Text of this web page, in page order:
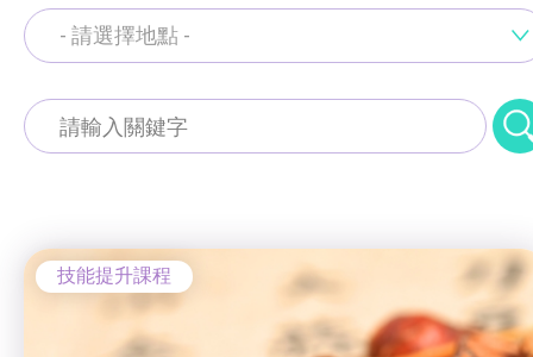
少數族裔人士課程
青年培訓課程
ERB服務點
ERB資訊
就業掛鈎課程
通用技能課程
新來港人士課程
青年培訓課程
工商業社會服務部 (葵涌區)
梨木樹綜合服務中心 (荃灣區)
寵愛軒 (長沙灣)
- 請選擇地點 -
技能提升課程